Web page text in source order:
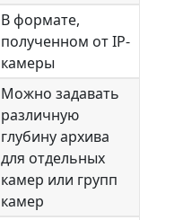
В формате,
полученном от IP-
камеры
Можно задавать
различную
глубину архива
для отдельных
камер или групп
камер